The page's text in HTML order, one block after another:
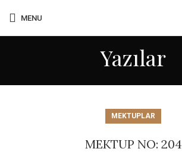
MENU
Yazılar
MEKTUPLAR
MEKTUP NO: 204